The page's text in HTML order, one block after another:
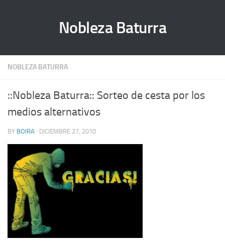
Nobleza Baturra
NOBLEZA BATURRA
::Nobleza Baturra:: Sorteo de cesta por los
medios alternativos
BY BOIRA · DICIEMBRE 27, 2010